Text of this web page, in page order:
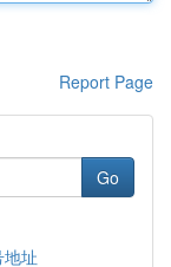
Report Page
Go
址